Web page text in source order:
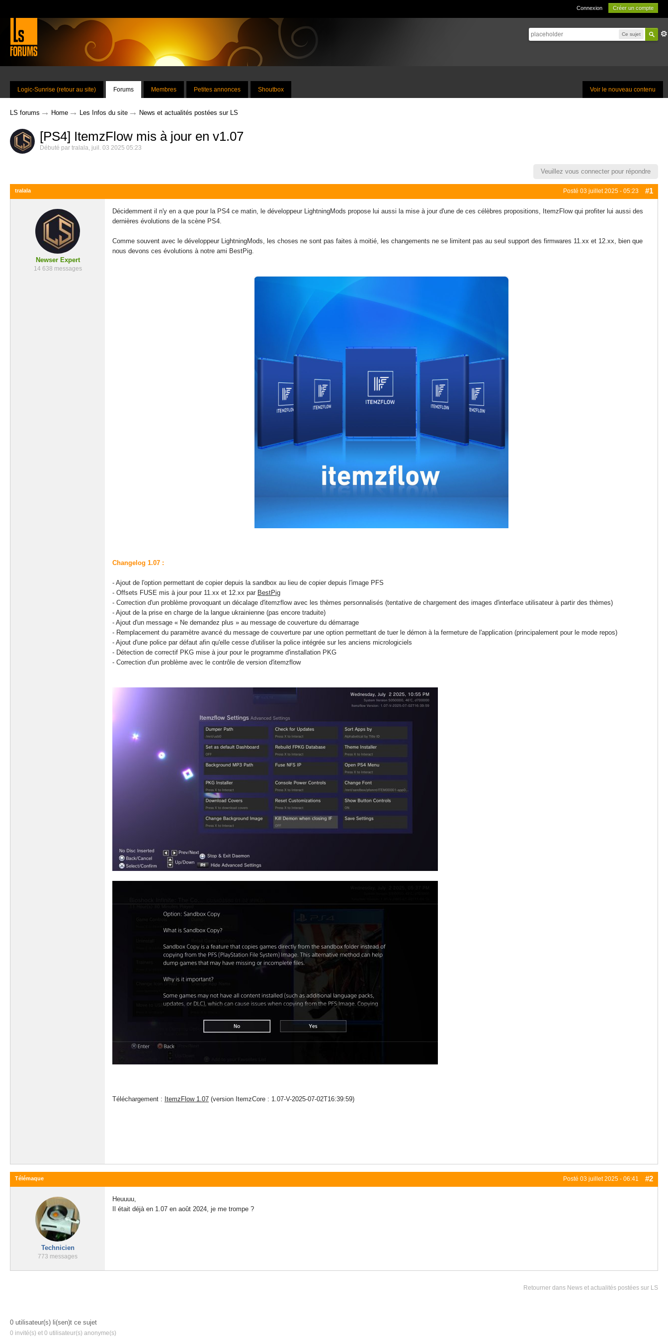
Connexion Créer un compte
Ce sujet
Voir le nouveau contenu
Logic-Sunrise (retour au site) Forums Membres Petites annonces Shoutbox
LS forums → Home → Les Infos du site → News et actualités postées sur LS
[PS4] ItemzFlow mis à jour en v1.07
Débuté par tralala, juil. 03 2025 05:23
Veuillez vous connecter pour répondre
Posté 03 juillet 2025 - 05:23 #1
tralala
Newser Expert
14 638 messages
Décidemment il n'y en a que pour la PS4 ce matin, le développeur LightningMods propose lui aussi la mise à jour d'une de ces célèbres propositions, ItemzFlow qui profiter lui aussi des
dernières évolutions de la scène PS4.
Comme souvent avec le développeur LightningMods, les choses ne sont pas faites à moitié, les changements ne se limitent pas au seul support des firmwares 11.xx et 12.xx, bien que
nous devons ces évolutions à notre ami BestPig.
Changelog 1.07 :
- Ajout de l'option permettant de copier depuis la sandbox au lieu de copier depuis l'image PFS
- Offsets FUSE mis à jour pour 11.xx et 12.xx par BestPig
- Correction d'un problème provoquant un décalage d'itemzflow avec les thèmes personnalisés (tentative de chargement des images d'interface utilisateur à partir des thèmes)
- Ajout de la prise en charge de la langue ukrainienne (pas encore traduite)
- Ajout d'un message « Ne demandez plus » au message de couverture du démarrage
- Remplacement du paramètre avancé du message de couverture par une option permettant de tuer le démon à la fermeture de l'application (principalement pour le mode repos)
- Ajout d'une police par défaut afin qu'elle cesse d'utiliser la police intégrée sur les anciens micrologiciels
- Détection de correctif PKG mise à jour pour le programme d'installation PKG
- Correction d'un problème avec le contrôle de version d'itemzflow
Téléchargement : ItemzFlow 1.07 (version ItemzCore : 1.07-V-2025-07-02T16:39:59)
Posté 03 juillet 2025 - 06:41 #2
Télémaque
Technicien
773 messages
Heuuuu,
Il était déjà en 1.07 en août 2024, je me trompe ?
Retourner dans News et actualités postées sur LS
0 utilisateur(s) li(sen)t ce sujet
0 invité(s) et 0 utilisateur(s) anonyme(s)